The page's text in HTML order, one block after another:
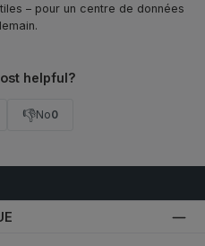
– pour un centre de données
helpful?
👎No0